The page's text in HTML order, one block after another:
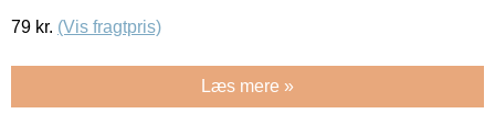
79 kr. (Vis fragtpris)
Læs mere »